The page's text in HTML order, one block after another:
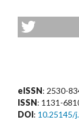
eISSN: 2530-
ISSN: 1131-
DOI: 10.25145/